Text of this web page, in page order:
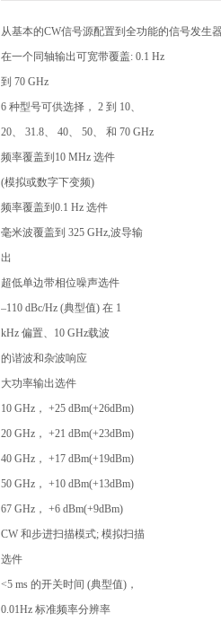
从基本的CW信号源配置到全功能的信号发生器
在一个同轴输出可宽带覆盖: 0.1 Hz
到 70 GHz
6 种型号可供选择， 2 到 10、
20、 31.8、 40、 50、 和 70 GHz
频率覆盖到10 MHz 选件
(模拟或数字下变频)
频率覆盖到0.1 Hz 选件
毫米波覆盖到 325 GHz,波导输
出
超低单边带相位噪声选件
–110 dBc/Hz (典型值) 在 1
kHz 偏置、10 GHz载波
的谐波和杂波响应
大功率输出选件
10 GHz， +25 dBm(+26dBm)
20 GHz， +21 dBm(+23dBm)
40 GHz， +17 dBm(+19dBm)
50 GHz， +10 dBm(+13dBm)
67 GHz， +6 dBm(+9dBm)
CW 和步进扫描模式; 模拟扫描
选件
<5 ms 的开关时间 (典型值)，
0.01Hz 标准频率分辨率